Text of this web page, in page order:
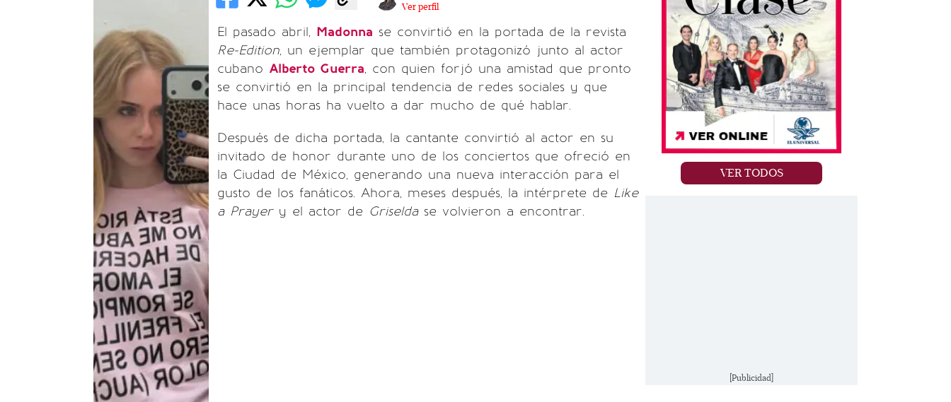
Ver perfil
El pasado abril, Madonna se convirtió en la portada de la revista
Re-Edition, un ejemplar que también protagonizó junto al actor
cubano Alberto Guerra, con quien forjó una amistad que pronto
se convirtió en la principal tendencia de redes sociales y que
hace unas horas ha vuelto a dar mucho de qué hablar.
Después de dicha portada, la cantante convirtió al actor en su
invitado de honor durante uno de los conciertos que ofreció en
la Ciudad de México, generando una nueva interacción para el
gusto de los fanáticos. Ahora, meses después, la intérprete de Like
a Prayer y el actor de Griselda se volvieron a encontrar.
VER TODOS
[Publicidad]